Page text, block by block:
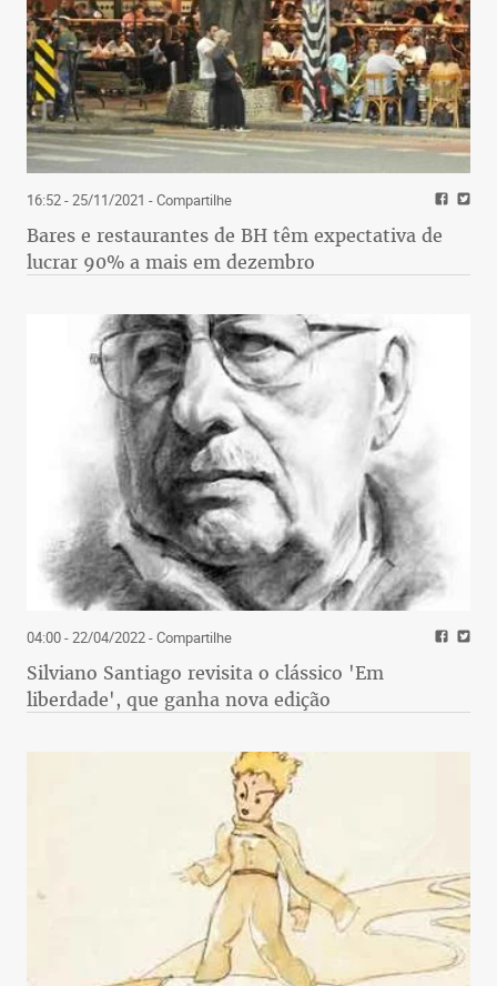
16:52 - 25/11/2021 - Compartilhe
Bares e restaurantes de BH têm expectativa de
lucrar 90% a mais em dezembro
04:00 - 22/04/2022- Compartilhe
Silviano Santiago revisita o clássico 'Em
liberdade', que ganha nova edição